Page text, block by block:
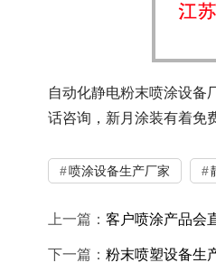
自动化静电粉末喷涂设备
话咨询，新月涂装有着免
喷涂设备生产厂家
上一篇： 客户喷涂产品会
下一篇： 粉末喷塑设备生